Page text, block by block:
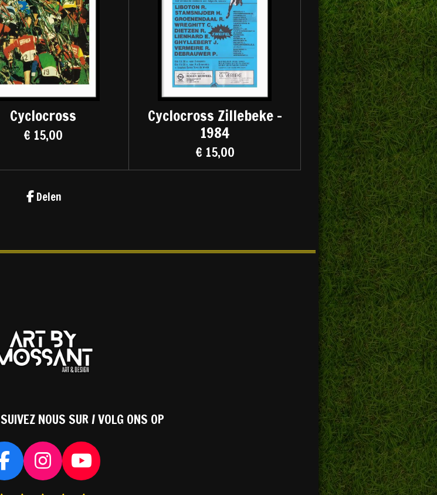
Cyclocross
€ 15,00
Cyclocross Zillebeke -
1984
€ 15,00
Delen
NOUS SUR / VOLG ONS OP
F
a
I
n
Y
o